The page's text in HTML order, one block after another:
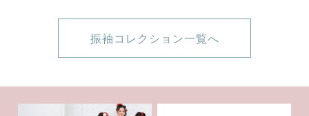
振袖コレクション一覧へ